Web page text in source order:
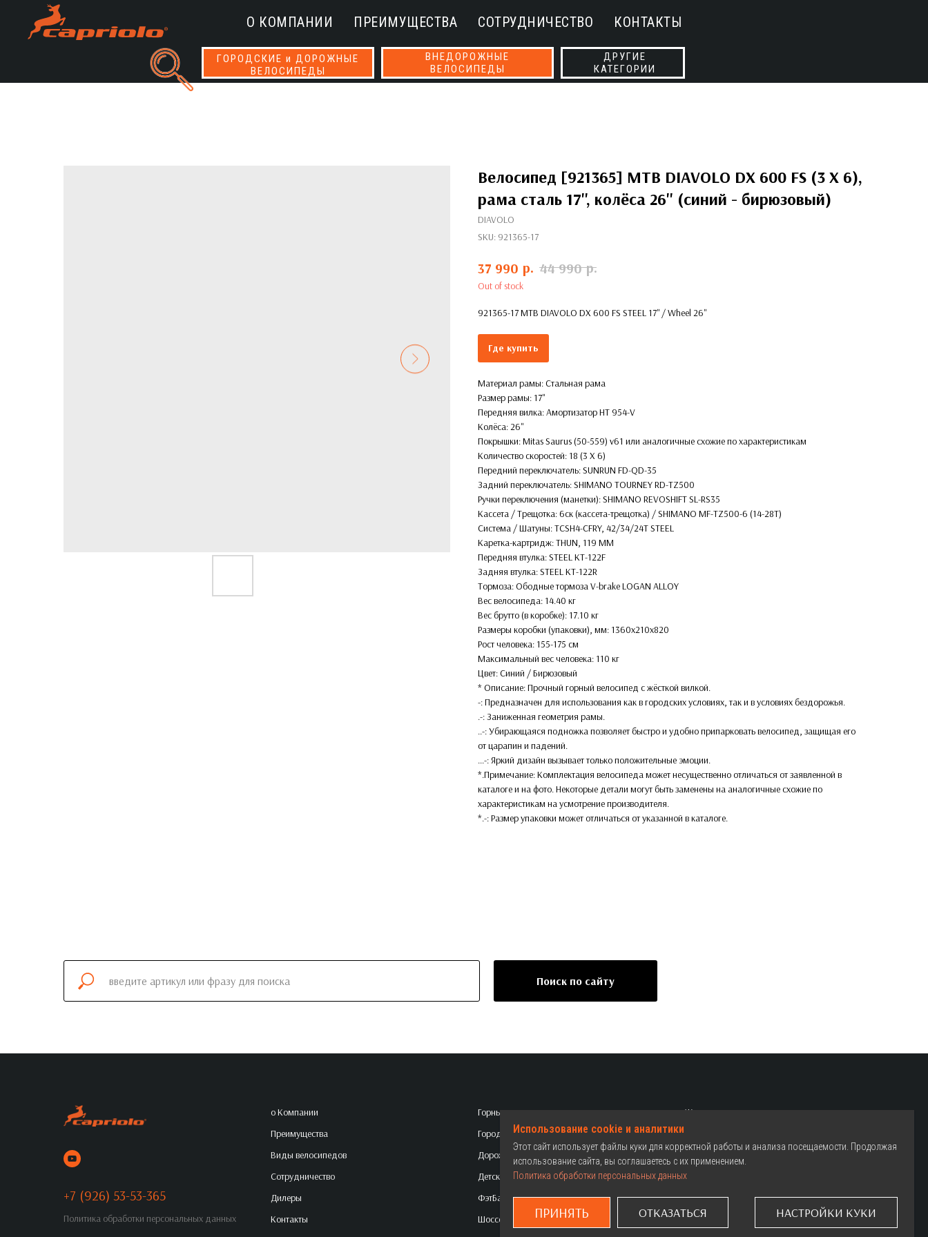
О КОМПАНИИ ПРЕИМУЩЕСТВА СОТРУДНИЧЕСТВО КОНТАКТЫ
ДРУГИЕ
КАТЕГОРИИ
ВНЕДОРОЖНЫЕ
ВЕЛОСИПЕДЫ
ГОРОДСКИЕ и ДОРОЖНЫЕ
ВЕЛОСИПЕДЫ
Велосипед [921365] MTB DIAVOLO DX 600 FS (3 X 6),
рама сталь 17'', колёса 26'' (синий - бирюзовый)
DIAVOLO
SKU: 921365-17
37 990 р. 44 990 р.
Out of stock
921365-17 MTB DIAVOLO DX 600 FS STEEL 17'' / Wheel 26''
Где купить
Материал рамы: Стальная рама
Размер рамы: 17''
Передняя вилка: Амортизатор HT 954-V
Колёса: 26''
Покрышки: Mitas Saurus (50-559) v61 или аналогичные схожие по характеристикам
Количество скоростей: 18 (3 X 6)
Передний переключатель: SUNRUN FD-QD-35
Задний переключатель: SHIMANO TOURNEY RD-TZ500
Ручки переключения (манетки): SHIMANO REVOSHIFT SL-RS35
Кассета / Трещотка: 6ск (кассета-трещотка) / SHIMANO MF-TZ500-6 (14-28T)
Система / Шатуны: TCSH4-CFRY, 42/34/24T STEEL
Каретка-картридж: THUN, 119 MM
Передняя втулка: STEEL KT-122F
Задняя втулка: STEEL KT-122R
Тормоза: Ободные тормоза V-brake LOGAN ALLOY
Вес велосипеда: 14.40 кг
Вес брутто (в коробке): 17.10 кг
Размеры коробки (упаковки), мм: 1360х210х820
Рост человека: 155-175 см
Максимальный вес человека: 110 кг
Цвет: Синий / Бирюзовый
* Описание: Прочный горный велосипед с жёсткой вилкой.
-: Предназначен для использования как в городских условиях, так и в условиях бездорожья.
.-: Заниженная геометрия рамы.
..-: Убирающаяся подножка позволяет быстро и удобно припарковать велосипед, защищая его
от царапин и падений.
...-: Яркий дизайн вызывает только положительные эмоции.
*.Примечание: Комплектация велосипеда может несущественно отличаться от заявленной в
каталоге и на фото. Некоторые детали могут быть заменены на аналогичные схожие по
характеристикам на усмотрение производителя.
*.-: Размер упаковки может отличаться от указанной в каталоге.
Поиск по сайту
+7 (926) 53-53-365
Политика обработки персональных данных
о Компании
Преимущества
Виды велосипедов
Сотрудничество
Дилеры
Контакты
Горные
Городские
Дорожные
Детские
ФэтБайки
Шоссейные
Женские велосипеды
Как выбрать
Где купить
Гарантия
Сервис
Использование cookie и аналитики
Этот сайт использует файлы куки для корректной работы и анализа посещаемости. Продолжая
использование сайта, вы соглашаетесь с их применением.
Политика обработки персональных данных
ПРИНЯТЬ ОТКАЗАТЬСЯ НАСТРОЙКИ КУКИ